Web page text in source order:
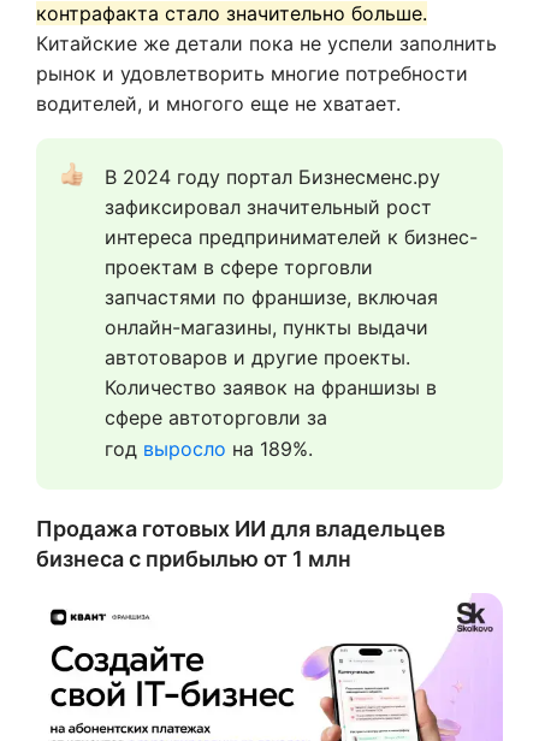
контрафакта стало значительно больше.
Китайские же детали пока не успели заполнить
рынок и удовлетворить многие потребности
водителей, и многого еще не хватает.
В 2024 году портал Бизнесменс.ру
зафиксировал значительный рост
интереса предпринимателей к бизнес-
проектам в сфере торговли
запчастями по франшизе, включая
онлайн-магазины, пункты выдачи
автотоваров и другие проекты.
Количество заявок на франшизы в
сфере автоторговли за
год выросло на 189%.
Продажа готовых ИИ для владельцев
бизнеса с прибылью от 1 млн